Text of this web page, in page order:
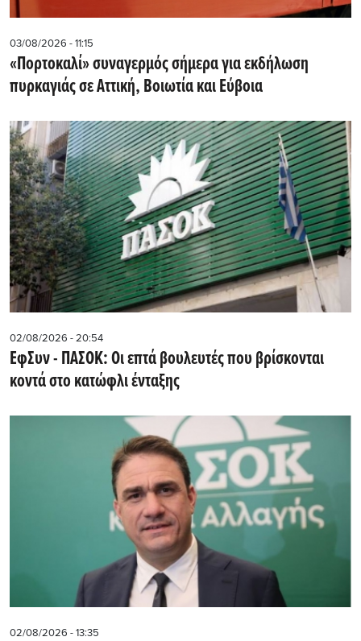
03/08/2026 - 11:15
«Πορτοκαλί» συναγερμός σήμερα για εκδήλωση
πυρκαγιάς σε Αττική, Βοιωτία και Εύβοια
02/08/2026 - 20:54
EφΣυν - ΠΑΣΟΚ: Οι επτά βουλευτές που βρίσκονται
κοντά στο κατώφλι ένταξης
02/08/2026 - 13:35